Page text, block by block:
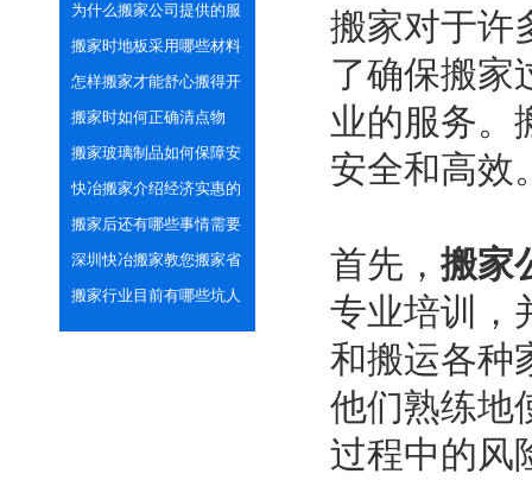
需注意的？
为什么搬家公司提供的服
务更专业安全？
搬家时地板采用哪些材料
进行保护呢？
怎样搬家才能舒心搬得开
心？
搬家时如何正确清点物
品？
搬家玻璃制品如何保障安
全
快冶搬家介绍经济实惠的
几点搬家方式
搬家后还有哪些事情需要
做好？
深圳快冶搬家教您搬家省
心省力的打包技巧
搬家行业目前有哪些坑人
套路？
搬家对于许
了确保搬家
业的服务。
安全和高效
首先，搬家
专业培训，
和搬运各种
他们熟练地
过程中的风